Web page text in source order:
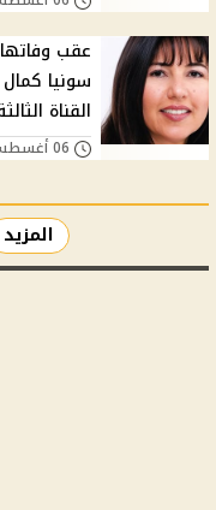
عقب
سونيا
القناة
06 أغسطس, 2026 10:15 م
المزيد